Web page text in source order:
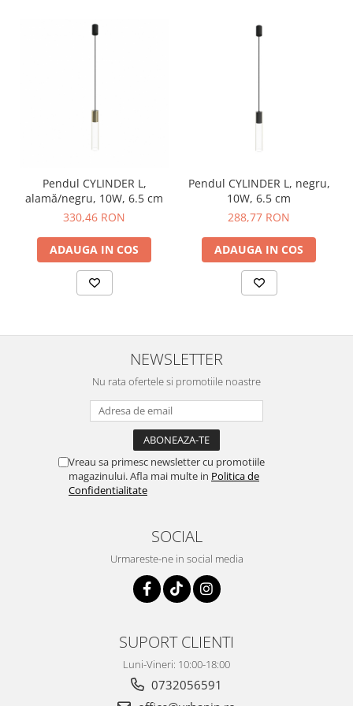
Pendul CYLINDER L,
alamă/negru, 10W, 6.5 cm
330,46 RON
ADAUGA IN COS
Pendul CYLINDER L, negru,
10W, 6.5 cm
288,77 RON
ADAUGA IN COS
NEWSLETTER
Nu rata ofertele si promotiile noastre
Vreau sa primesc newsletter cu promotiile
magazinului. Afla mai multe in Politica de
Confidentialitate
SOCIAL
Urmareste-ne in social media
SUPORT CLIENTI
Luni-Vineri: 10:00-18:00
0732056591